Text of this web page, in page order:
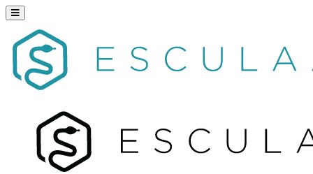
Naar
inhoud